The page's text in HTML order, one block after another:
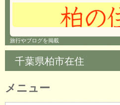
旅行やブログを掲載
千葉県柏市在住
メニュー
コ